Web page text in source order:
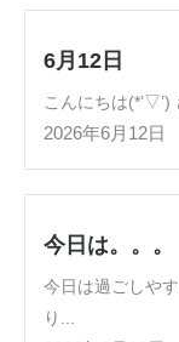
6月12日
こんにちは(*’▽’)
2026年6月12日
今日は。。。
今日は過ごしや
り...